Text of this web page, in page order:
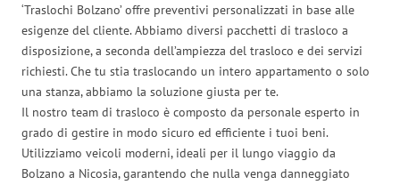
‘Traslochi Bolzano’ offre preventivi personalizzati in base alle
esigenze del cliente. Abbiamo diversi pacchetti di trasloco a
disposizione, a seconda dell’ampiezza del trasloco e dei servizi
richiesti. Che tu stia traslocando un intero appartamento o solo
una stanza, abbiamo la soluzione giusta per te.
Il nostro team di trasloco è composto da personale esperto in
grado di gestire in modo sicuro ed efficiente i tuoi beni.
Utilizziamo veicoli moderni, ideali per il lungo viaggio da
Bolzano a Nicosia, garantendo che nulla venga danneggiato